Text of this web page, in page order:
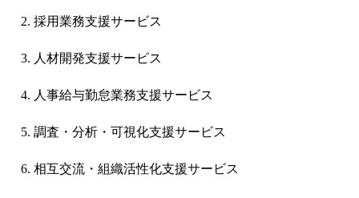
採用業務支援サービス
人材開発支援サービス
人事給与勤怠業務支援サービス
調査・分析・可視化支援サービス
相互交流・組織活性化支援サービス